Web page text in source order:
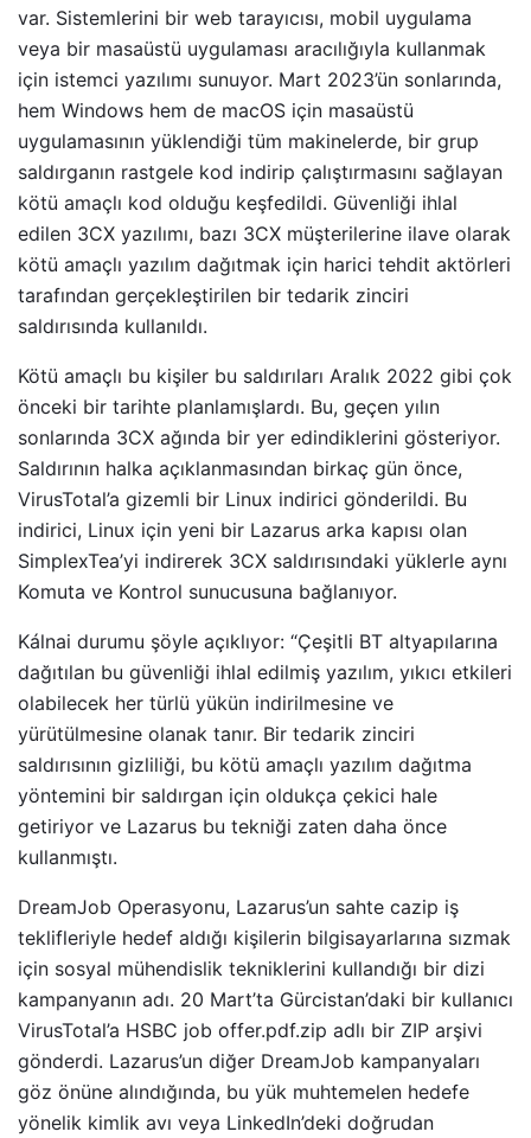
var. Sistemlerini bir web tarayıcısı, mobil uygulama
veya bir masaüstü uygulaması aracılığıyla kullanmak
için istemci yazılımı sunuyor. Mart 2023’ün sonlarında,
hem Windows hem de macOS için masaüstü
uygulamasının yüklendiği tüm makinelerde, bir grup
saldırganın rastgele kod indirip çalıştırmasını sağlayan
kötü amaçlı kod olduğu keşfedildi. Güvenliği ihlal
edilen 3CX yazılımı, bazı 3CX müşterilerine ilave olarak
kötü amaçlı yazılım dağıtmak için harici tehdit aktörleri
tarafından gerçekleştirilen bir tedarik zinciri
saldırısında kullanıldı.
Kötü amaçlı bu kişiler bu saldırıları Aralık 2022 gibi çok
önceki bir tarihte planlamışlardı. Bu, geçen yılın
sonlarında 3CX ağında bir yer edindiklerini gösteriyor.
Saldırının halka açıklanmasından birkaç gün önce,
VirusTotal’a gizemli bir Linux indirici gönderildi. Bu
indirici, Linux için yeni bir Lazarus arka kapısı olan
SimplexTea’yi indirerek 3CX saldırısındaki yüklerle aynı
Komuta ve Kontrol sunucusuna bağlanıyor.
Kálnai durumu şöyle açıklıyor: “Çeşitli BT altyapılarına
dağıtılan bu güvenliği ihlal edilmiş yazılım, yıkıcı etkileri
olabilecek her türlü yükün indirilmesine ve
yürütülmesine olanak tanır. Bir tedarik zinciri
saldırısının gizliliği, bu kötü amaçlı yazılım dağıtma
yöntemini bir saldırgan için oldukça çekici hale
getiriyor ve Lazarus bu tekniği zaten daha önce
kullanmıştı.
DreamJob Operasyonu, Lazarus’un sahte cazip iş
teklifleriyle hedef aldığı kişilerin bilgisayarlarına sızmak
için sosyal mühendislik tekniklerini kullandığı bir dizi
kampanyanın adı. 20 Mart’ta Gürcistan’daki bir kullanıcı
VirusTotal’a HSBC job offer.pdf.zip adlı bir ZIP arşivi
gönderdi. Lazarus’un diğer DreamJob kampanyaları
göz önüne alındığında, bu yük muhtemelen hedefe
yönelik kimlik avı veya LinkedIn’deki doğrudan